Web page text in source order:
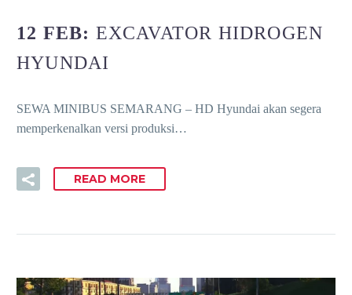
12 FEB: EXCAVATOR HIDROGEN
HYUNDAI
SEWA MINIBUS SEMARANG – HD Hyundai akan segera
memperkenalkan versi produksi…
READ MORE